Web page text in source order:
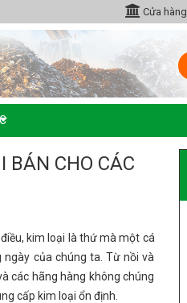
Cửa hàng
BÁN CHO CÁC
kim loại là thứ mà một cá
của chúng ta. Từ nồi và
các hãng hàng không chúng
cấp kim loại ổn định.